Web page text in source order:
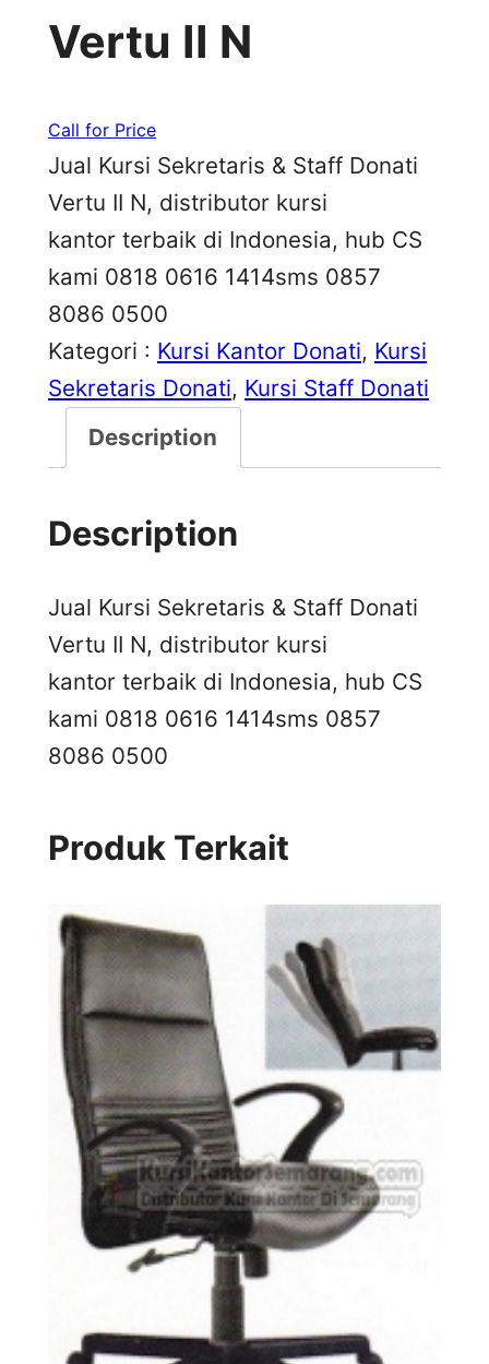
Vertu II N
Call for Price
Jual Kursi Sekretaris & Staff Donati
Vertu II N, distributor kursi
kantor terbaik di Indonesia, hub CS
kami 0818 0616 1414sms 0857
8086 0500
Kategori : Kursi Kantor Donati, Kursi
Sekretaris Donati, Kursi Staff Donati
Description
Description
Jual Kursi Sekretaris & Staff Donati
Vertu II N, distributor kursi
kantor terbaik di Indonesia, hub CS
kami 0818 0616 1414sms 0857
8086 0500
Produk Terkait